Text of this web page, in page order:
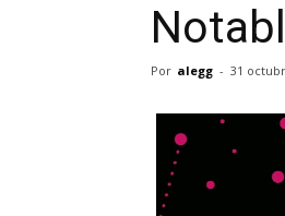
Por alegg - 31